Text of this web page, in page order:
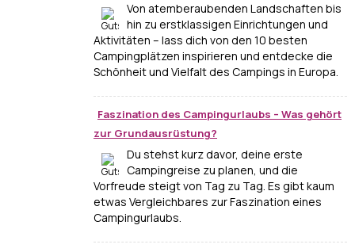
Von atemberaubenden Landschaften bis
hin zu erstklassigen Einrichtungen und
Aktivitäten – lass dich von den 10 besten
Campingplätzen inspirieren und entdecke die
Schönheit und Vielfalt des Campings in Europa.
Faszination des Campingurlaubs – Was gehört
zur Grundausrüstung?
Du stehst kurz davor, deine erste
Campingreise zu planen, und die
Vorfreude steigt von Tag zu Tag. Es gibt kaum
etwas Vergleichbares zur Faszination eines
Campingurlaubs.